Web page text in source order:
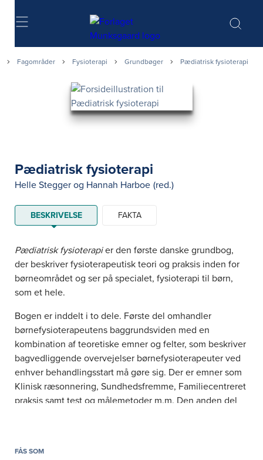
Søg
Fagområder Fysioterapi Grundbøger Pædiatrisk fysioterapi
Pædiatrisk fysioterapi
Helle Stegger og Hannah Harboe (red.)
BESKRIVELSE FAKTA
Pædiatrisk fysioterapier den første danske grundbog,
der beskriver fysioterapeutisk teori og praksis inden for
børneområdet og ser på specialet, fysioterapi til børn,
som et hele.
Bogen er inddelt i to dele. Første del omhandler
børnefysioterapeutens baggrundsviden med en
kombination af teoretiske emner og felter, som beskriver
bagvedliggende overvejelser børnefysioterapeuter ved
enhver behandlingsstart må gøre sig. Der er emner som
Klinisk ræsonnering, Sundhedsfremme, Familiecentreret
praksis samt test og målemetoder m.m. Den anden del
FÅS SOM